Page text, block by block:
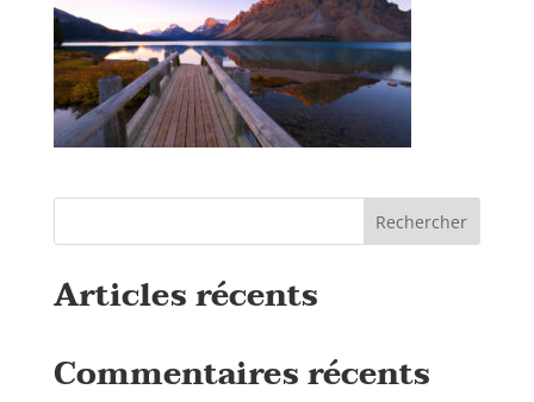
Rechercher
Articles récents
Commentaires récents